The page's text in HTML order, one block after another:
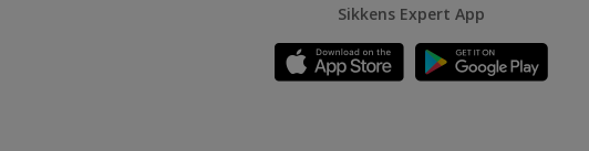
Sikkens Expert App